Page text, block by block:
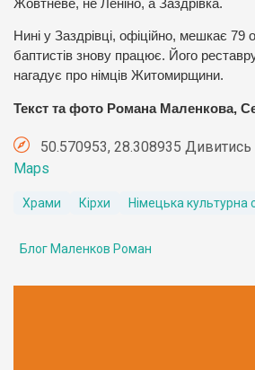
Жовтневе, не Леніно, а Заздрівка.
Нині у Заздрівці, офіційно, мешкає 79
баптистів знову працює. Його
нагадує про німців Житомирщини.
Текст та фото Романа Маленкова,
50.570953, 28.308935 Дивитись
Maps
Храми Кірхи Німецька культурна
Блог Маленков Роман